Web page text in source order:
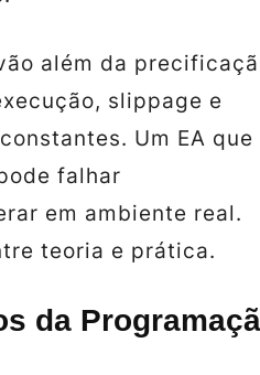
além da
slippage e
Um EA que
falhar
em ambiente real.
teoria e prática.
da